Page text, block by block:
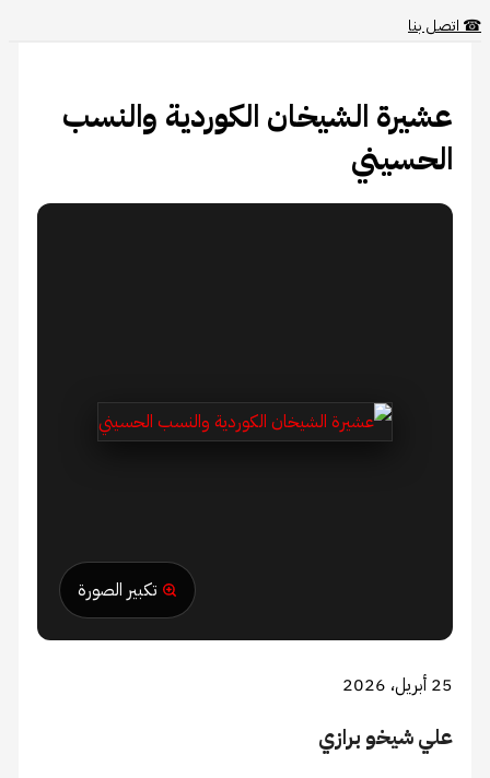
☎اتصل بنا
عشيرة الشيخان الكوردية والنسب
الحسيني
تكبير الصورة
25 أبريل، 2026
علي شيخو برازي